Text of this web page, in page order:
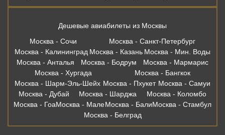
Москва - ГоаМосква - МалеМосква - БалиМосква - Стамбул
Вся информация, размещённая на сайте, носит информационный
характер и не является публичной офертой. Правила и условия
предоставления услуг в отелях, в том числе концепция питания,
описанные на сайте, могут изменяться по решению администрации
отелей. Копирование материалов без письменного согласия
запрещено. Бронирование в офисе осуществляет: ООО «Правильный
Выбор» ИНН 6165191372, ОГРН 1146196111280 115054, г. Москва,
Зацепский Вал, 14 оф 208. Онлвйн бронирование осуществляет. Наш
партнер: ООО «Левел Тревел» ИНН 7716697924 ОГРН 1117746723808
121205, г. Москва, территория Инновационного центра «Сколково», ул.